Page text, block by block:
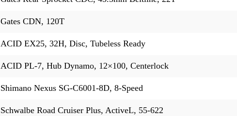
Gates CDN, 120T
ACID EX25, 32H, Disc, Tubeless Ready
ACID PL-7, Hub Dynamo, 12×100, Centerlock
Shimano Nexus SG-C6001-8D, 8-Speed
Schwalbe Road Cruiser Plus, ActiveL, 55-622